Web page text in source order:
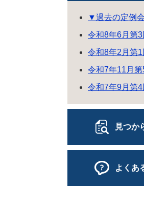
▼過去の定例
令和8年6月第
令和8年2月第
令和7年11月
令和7年9月第
見つか
よくあ